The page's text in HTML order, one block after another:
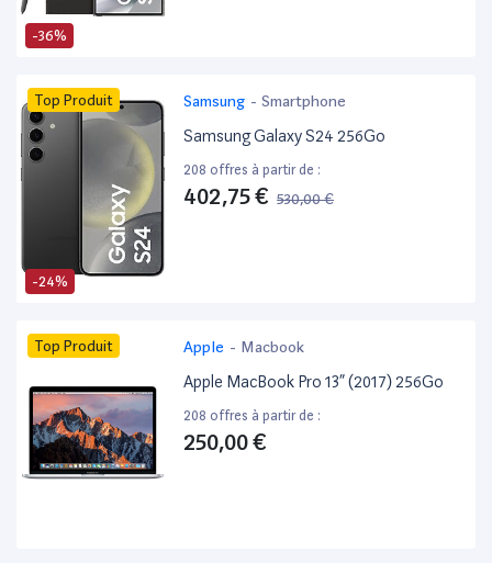
-36%
-24%
Top Produit Samsung - Smartphone
Samsung Galaxy S24 256Go
208 offres à partir de :
402,75 € 530,00 €
Top Produit Apple - Macbook
Apple MacBook Pro 13” (2017) 256Go
208 offres à partir de :
250,00 €